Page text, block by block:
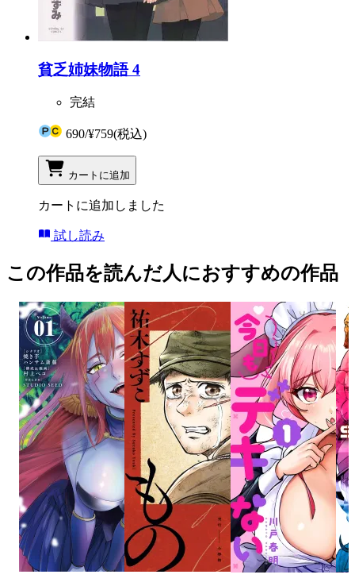
貧乏姉妹物語 4
完結
690/¥759(税込)
カートに追加
カートに追加しました
試し読み
この作品を読んだ人におすすめの作品